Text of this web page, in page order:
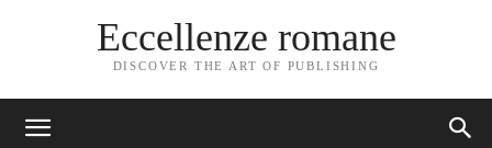
Eccellenze romane
DISCOVER THE ART OF PUBLISHING